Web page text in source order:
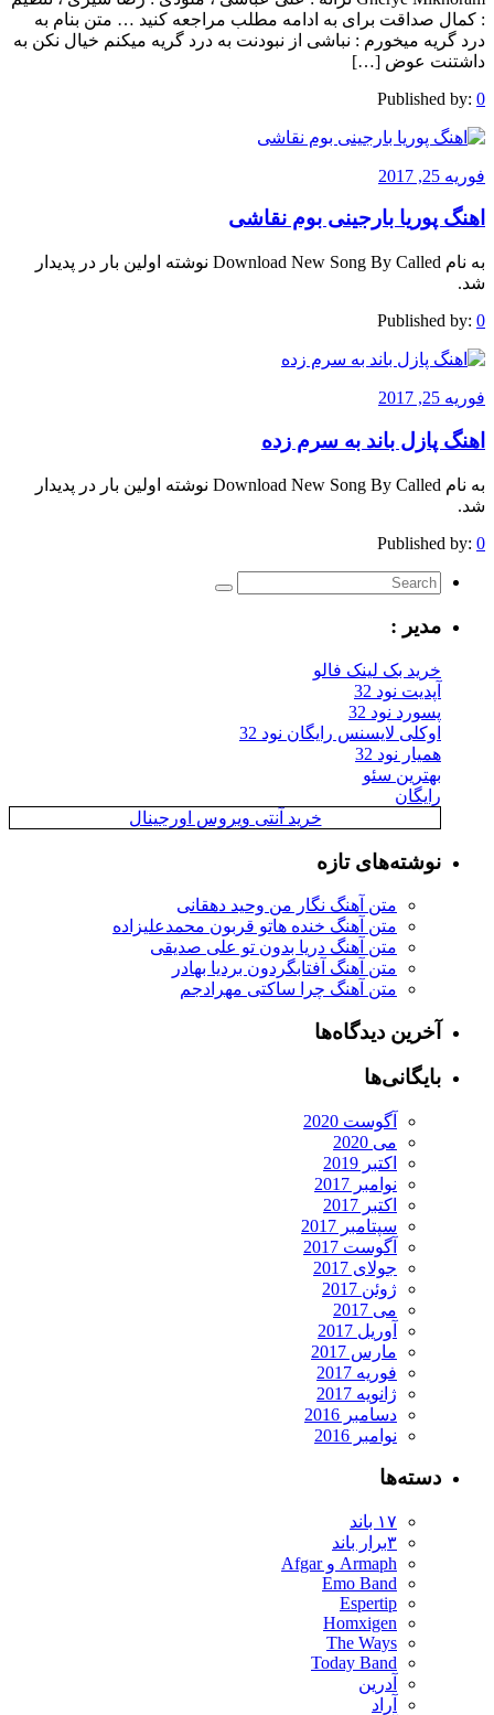
: کمال صداقت برای به ادامه مطلب مراجعه کنید … متن بنام به
درد گریه میخورم : نباشی از نبودنت به درد گریه میکنم خیال نکن به
داشتنت عوض […]
Published by: 0
فوریه 25, 2017
اهنگ پوریا بارجینی بوم نقاشی
به نام Download New Song By Called نوشته اولین بار در پدیدار
شد.
Published by: 0
فوریه 25, 2017
اهنگ پازل باند به سرم زده
به نام Download New Song By Called نوشته اولین بار در پدیدار
شد.
Published by: 0
مدیر :
خرید بک لینک فالو
آپدیت نود 32
پسورد نود 32
اوکلی لایسنس رایگان نود 32
همیار نود 32
بهترین سئو
رایگان
خرید آنتی ویروس اورجینال
نوشته‌های تازه
متن آهنگ نگار من وحید دهقانی
متن آهنگ خنده هاتو قربون محمدعلیزاده
متن آهنگ دریا بدون تو علی صدیقی
متن آهنگ آفتابگردون بردیا بهادر
متن آهنگ چرا ساکتی مهرادجم
آخرین دیدگاه‌ها
بایگانی‌ها
آگوست 2020
می 2020
اکتبر 2019
نوامبر 2017
اکتبر 2017
سپتامبر 2017
آگوست 2017
جولای 2017
ژوئن 2017
می 2017
آوریل 2017
مارس 2017
فوریه 2017
ژانویه 2017
دسامبر 2016
نوامبر 2016
دسته‌ها
۱۷ باند
۳برار باند
Armaph و Afgar
Emo Band
Espertip
Homxigen
The Ways
Today Band
آدرین
آراد